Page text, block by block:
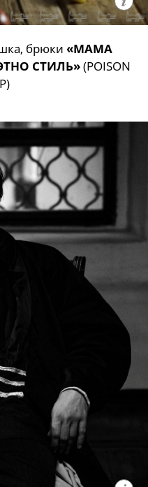
брюки «МАМА
СТИЛЬ»(POISON